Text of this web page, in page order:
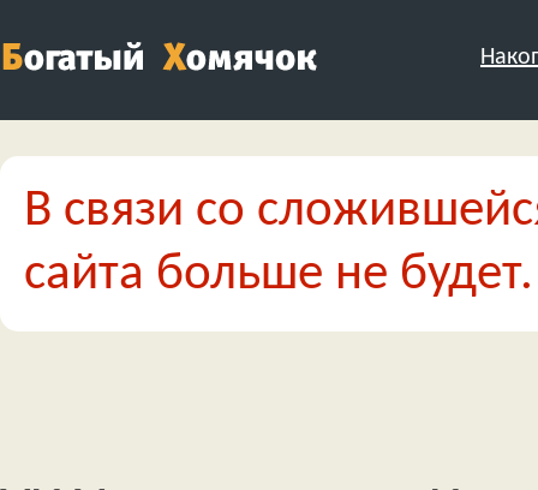
В связи со
сайта больше не